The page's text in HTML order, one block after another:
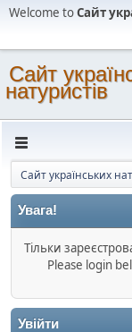
Welcome toСайт
Сайт
натуристів
Сайт українських
Увага!
Тільки
Please login
Увійти